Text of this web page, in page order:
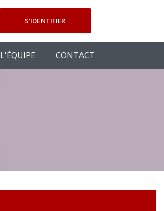
S'IDENTIFIER
L'ÉQUIPE CONTACT